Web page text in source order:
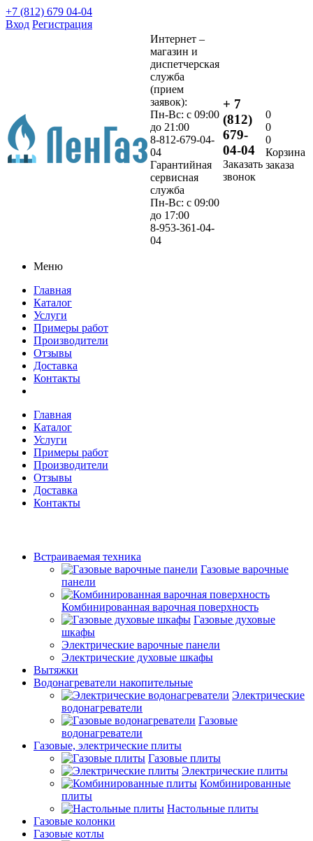
+7 (812) 679 04-04
Вход Регистрация
Интернет –
магазин и
диспетчерская
служба
(прием
заявок):
Пн-Вс: с 09:00
до 21:00
8-812-679-04-
04
Гарантийная
сервисная
служба
Пн-Вс: с 09:00
до 17:00
8-953-361-04-
04
+ 7
(812)
679-
04-04
Заказать
звонок
0
0
0
Корзина
заказа
Меню
Главная
Каталог
Услуги
Примеры работ
Производители
Отзывы
Доставка
Контакты
Главная
Каталог
Услуги
Примеры работ
Производители
Отзывы
Доставка
Контакты
Встраиваемая техника
Газовые варочные
панели
Комбинированная варочная поверхность
Газовые духовые
шкафы
Электрические варочные панели
Электрические духовые шкафы
Вытяжки
Водонагреватели накопительные
Электрические
водонагреватели
Газовые
водонагреватели
Газовые, электрические плиты
Газовые плиты
Электрические плиты
Комбинированные
плиты
Настольные плиты
Газовые колонки
Газовые котлы